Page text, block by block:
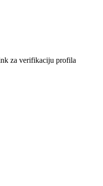
za verifikaciju profila